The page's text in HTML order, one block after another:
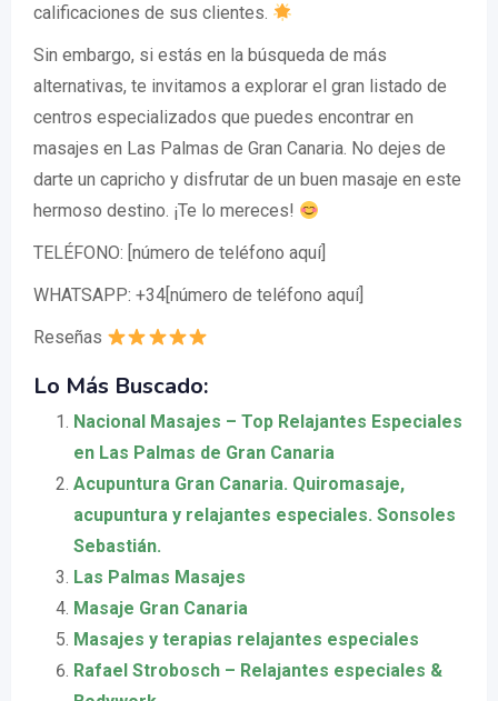
calificaciones de sus clientes.
Sin embargo, si estás en la búsqueda de más
alternativas, te invitamos a explorar el gran listado de
centros especializados que puedes encontrar en
masajes en Las Palmas de Gran Canaria. No dejes de
darte un capricho y disfrutar de un buen masaje en este
hermoso destino. ¡Te lo mereces!
TELÉFONO: [número de teléfono aquí]
WHATSAPP: +34[número de teléfono aquí]
Reseñas
Lo Más Buscado:
Nacional Masajes – Top Relajantes Especiales
en Las Palmas de Gran Canaria
Acupuntura Gran Canaria. Quiromasaje,
acupuntura y relajantes especiales. Sonsoles
Sebastián.
Las Palmas Masajes
Masaje Gran Canaria
Masajes y terapias relajantes especiales
Rafael Strobosch – Relajantes especiales &